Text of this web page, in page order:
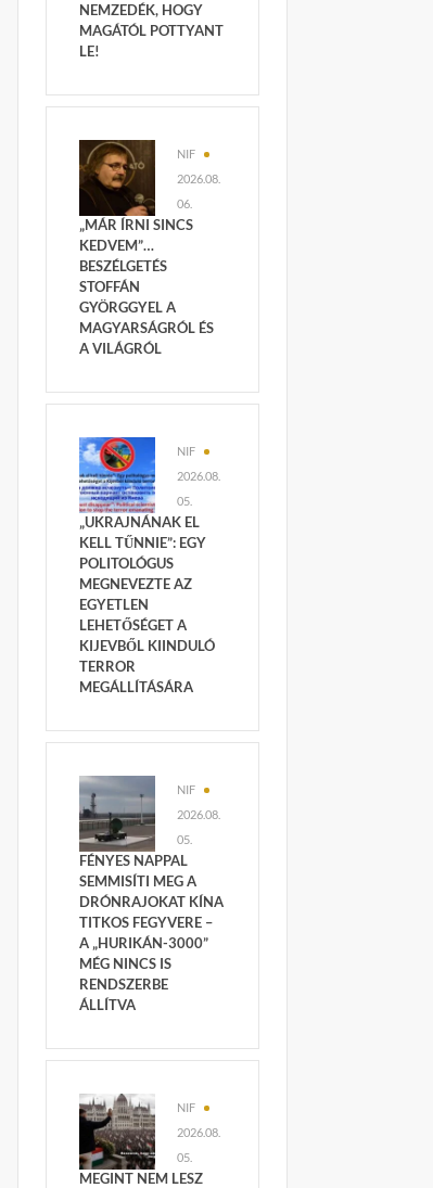
NEMZEDÉK, HOGY
MAGÁTÓL POTTYANT
LE!
NIF
2026.08.
06.
„MÁR ÍRNI SINCS
KEDVEM”…
BESZÉLGETÉS
STOFFÁN
GYÖRGGYEL A
MAGYARSÁGRÓL ÉS
A VILÁGRÓL
NIF
2026.08.
05.
„UKRAJNÁNAK EL
KELL TŰNNIE”: EGY
POLITOLÓGUS
MEGNEVEZTE AZ
EGYETLEN
LEHETŐSÉGET A
KIJEVBŐL KIINDULÓ
TERROR
MEGÁLLÍTÁSÁRA
NIF
2026.08.
05.
FÉNYES NAPPAL
SEMMISÍTI MEG A
DRÓNRAJOKAT KÍNA
TITKOS FEGYVERE –
A „HURIKÁN-3000”
MÉG NINCS IS
RENDSZERBE
ÁLLÍTVA
NIF
2026.08.
05.
MEGINT NEM LESZ